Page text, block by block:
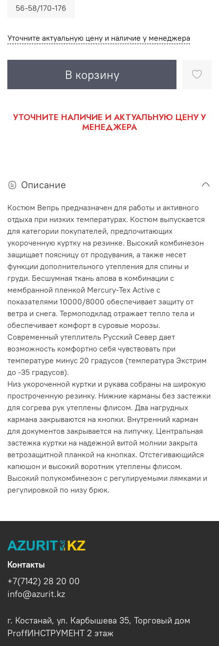
Уточните актуальную цену и наличие у менеджера
В корзину
56-58/170-176
УТОЧНИТЕ НАЛИЧИЕ И АКТУАЛЬНУЮ ЦЕНУ У
МЕНЕДЖЕРА
Описание
Костюм Вепрь предназначен для работы и активного
отдыха при низких температурах. Костюм выпускается
для категории покупателей, предпочитающих
укороченную куртку на резинке. Высокий комбинезон
защищает поясницу от продувания, а также несет
функции дополнительного утепления для спины и
груди. Бесшумная ткань алова в комбинации с
мембранной пленкой Mercury-Tex Active с
показателями 10000/8000 обеспечивает защиту от
ветра и снега. Термоподклад отражает тепло тела и
обеспечивает комфорт в суровые морозы.
Современный утеплитель Русский Север дает
возможность комфортно себя чувствовать при
температуре минус 20 градусов (температура Экстрим
до -35 градусов).
Низ укороченной куртки и рукава собраны на широкую
простроченную резинку. Нижние карманы без застежки
для согрева рук утеплены флисом. Два нагрудных
кармана закрываются на кнопки. Внутренний карман
для документов закрывается на липучку. Центральная
застежка куртки на надежной витой молнии закрыта
ветрозащитной планкой на кнопках. Отстегивающийся
капюшон и высокий воротник утеплены флисом.
Высокий полукомбинезон с регулируемыми лямками и
регулировкой по низу брюк.
Контакты
+7(7142) 28 20 00
info@azurit.kz
г. Костанай, ул. Карбышева 35, Торговый дом
ProffИНСТРУМЕНТ 2 этаж